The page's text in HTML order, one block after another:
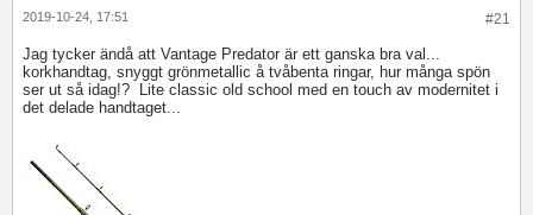
#21
2019-10-24, 17:51
Jag tycker ändå att Vantage Predator är ett ganska bra val...
korkhandtag, snyggt grönmetallic å tvåbenta ringar, hur många spön
ser ut så idag!?
Lite classic old school med en touch av modernitet i
det delade handtaget...